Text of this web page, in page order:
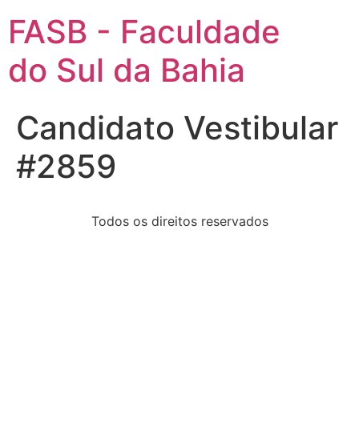
FASB - Faculdade
do Sul da Bahia
Candidato Vestibular
#2859
Todos os direitos reservados